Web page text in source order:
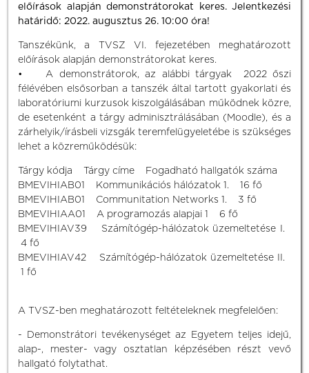
előírások alapján demonstrátorokat keres. Jelentkezési
határidő: 2022. augusztus 26. 10:00 óra!
Tanszékünk, a TVSZ VI. fejezetében meghatározott
előírások alapján demonstrátorokat keres.
• A demonstrátorok, az alábbi tárgyak 2022 őszi
félévében elsősorban a tanszék által tartott gyakorlati és
laboratóriumi kurzusok kiszolgálásában működnek közre,
de esetenként a tárgy adminisztrálásában (Moodle), és a
zárhelyik/írásbeli vizsgák teremfelügyeletébe is szükséges
lehet a közreműködésük:
Tárgy kódja Tárgy címe Fogadható hallgatók száma
BMEVIHIAB01 Kommunikációs hálózatok 1. 16 fő
BMEVIHIAB01 Communitation Networks 1. 3 fő
BMEVIHIAA01 A programozás alapjai 1 6 fő
BMEVIHIAV39 Számítógép-hálózatok üzemeltetése I.
4 fő
BMEVIHIAV42 Számítógép-hálózatok üzemeltetése II.
1 fő
A TVSZ-ben meghatározott feltételeknek megfelelően:
- Demonstrátori tevékenységet az Egyetem teljes idejű,
alap-, mester- vagy osztatlan képzésében részt vevő
hallgató folytathat.